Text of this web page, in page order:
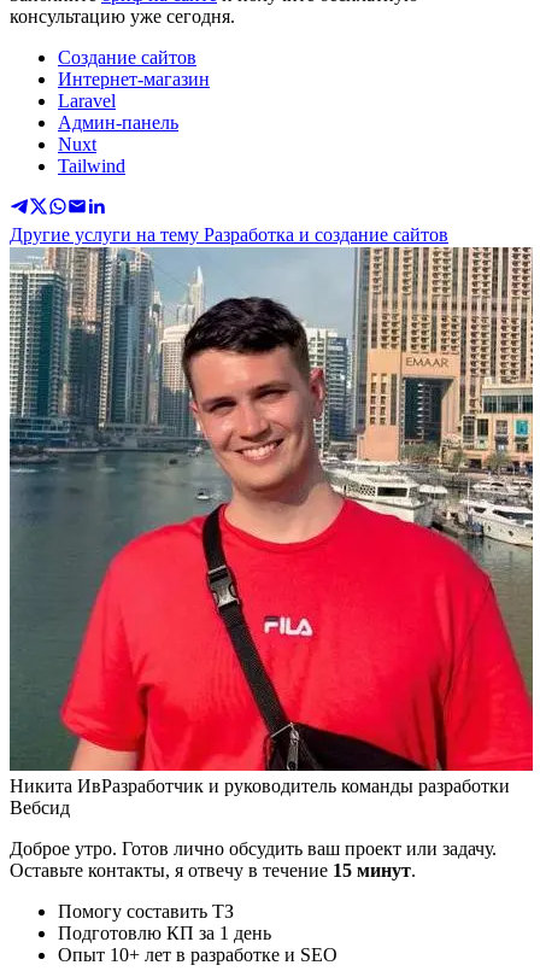
консультацию уже сегодня.
Создание сайтов
Интернет-магазин
Laravel
Админ-панель
Nuxt
Tailwind
Другие услуги на тему Разработка и создание сайтов
Никита ИвРазработчик и руководитель команды разработки
Вебсид
Доброе утро. Готов лично обсудить ваш проект или задачу.
Оставьте контакты, я отвечу в течение 15 минут.
Помогу составить ТЗ
Подготовлю КП за 1 день
Опыт 10+ лет в разработке и SEO